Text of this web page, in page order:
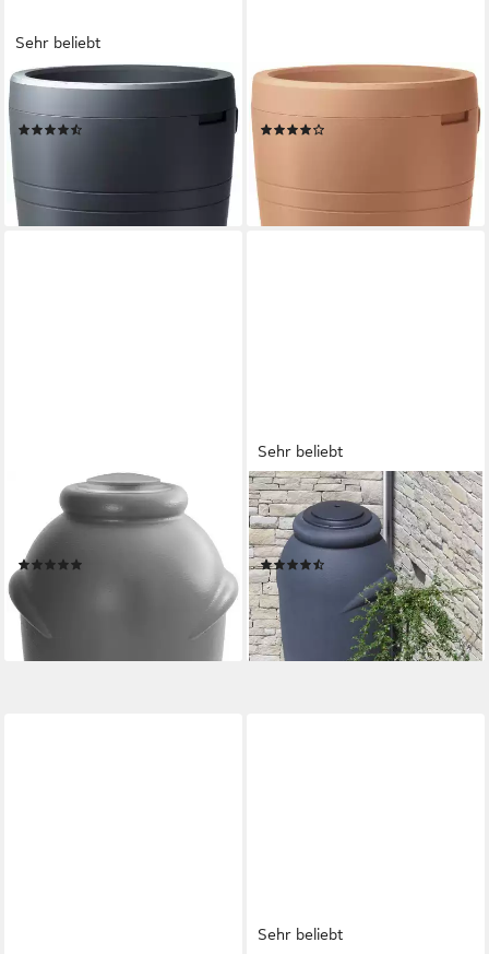
Sehr beliebt
PROSPERPLAST
Regentonne Tube, 230 l
-46%
lieferbar - in 5-6 Werktagen bei dir
PROSPERPLAST
Regentonne Tube, 230 l
lieferbar - in 6-7 Werktagen bei dir
PROSPERPLAST
Regentonne Aquacan baby,
210 l
69,99 €
-44%
lieferbar - in 3-4 Werktagen bei dir
Sehr beliebt
PROSPERPLAST
Regentonne Aquacan baby,
210 l
69,99 € 124,99 €
-44%
lieferbar - in 4-5 Werktagen bei dir
Sehr beliebt